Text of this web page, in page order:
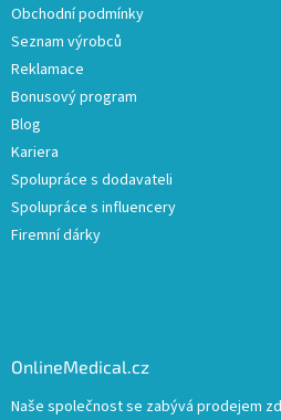
Obchodní podmínky
Seznam výrobců
Reklamace
Bonusový program
Blog
Kariera
Spolupráce s dodavateli
Spolupráce s influencery
Firemní dárky
OnlineMedical.cz
Naše společnost se zabývá prodejem